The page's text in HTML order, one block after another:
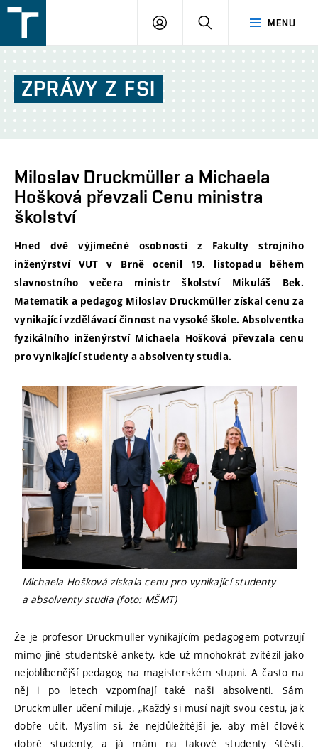
v
Brně
MENU
PŘIHLÁŠENÍ
ZPRÁVY Z FSI
Miloslav Druckmüller a Michaela
Hošková převzali Cenu ministra
školství
Hned dvě výjimečné osobnosti z Fakulty strojního
inženýrství VUT v Brně ocenil 19. listopadu během
slavnostního večera ministr školství Mikuláš Bek.
Matematik a pedagog Miloslav Druckmüller získal cenu za
vynikající vzdělávací činnost na vysoké škole. Absolventka
fyzikálního inženýrství Michaela Hošková převzala cenu
pro vynikající studenty a absolventy studia.
Michaela Hošková získala cenu pro vynikající studenty
a absolventy studia (foto: MŠMT)
Že je profesor Druckmüller vynikajícím pedagogem potvrzují
mimo jiné studentské ankety, kde už mnohokrát zvítězil jako
nejoblíbenější pedagog na magisterském stupni. A často na
něj i po letech vzpomínají také naši absolventi. Sám
Druckmüller učení miluje. „Každý si musí najít svou cestu, jak
dobře učit. Myslím si, že nejdůležitější je, aby měl člověk
dobré studenty, a já mám na takové studenty štěstí.